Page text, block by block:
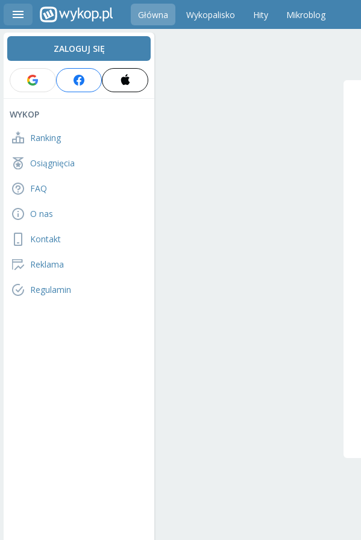
Główna Wykopalisko Hity Mikroblog
ZALOGUJ SIĘ
WYKOP
Ranking
Osiągnięcia
FAQ
O nas
Kontakt
Reklama
Regulamin